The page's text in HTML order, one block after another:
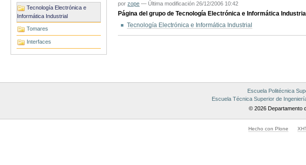
Tecnología Electrónica e
Informática Industrial
Tomares
Interfaces
porzope — Última modificación 26/12/2006 10:42
Página del grupo de Tecnología Electrónica e Informática Industrial
Tecnología Electrónica e Informática Industrial
Escuela Politécnica
Escuela Técnica Superior de
© 2026 Departamento
Hecho con Plone